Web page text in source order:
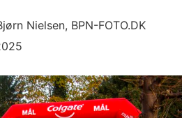
Nielsen, BPN-FOTO.DK